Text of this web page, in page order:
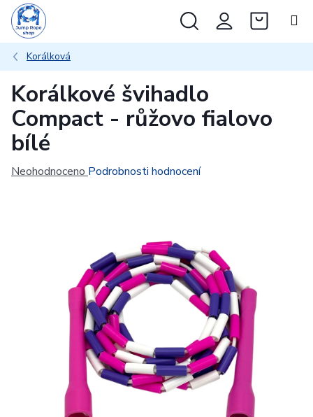
Přejít
obsah
Hledat
KOŠÍK
Korálková
Korálkové švihadlo
Compact - růžovo fialovo
bílé
Průměrné
Neohodnoceno Podrobnosti hodnocení